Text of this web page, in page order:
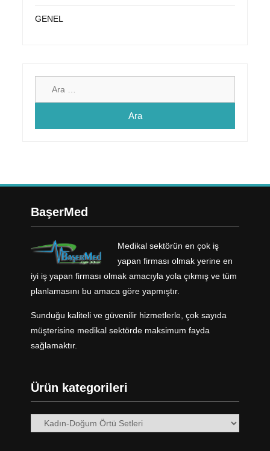
GENEL
BaşerMed
Medikal sektörün en çok iş
yapan firması olmak yerine en
iyi iş yapan firması olmak amacıyla yola çıkmış ve tüm
planlamasını bu amaca göre yapmıştır.
Sunduğu kaliteli ve güvenilir hizmetlerle, çok sayıda
müşterisine medikal sektörde maksimum fayda
sağlamaktır.
Ürün kategorileri